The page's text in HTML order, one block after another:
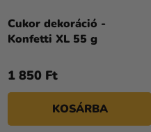
Cukor dekoráció -
Konfetti XL 55 g
1 850 Ft
KOSÁRBA